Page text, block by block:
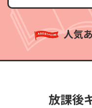
人気
放課後